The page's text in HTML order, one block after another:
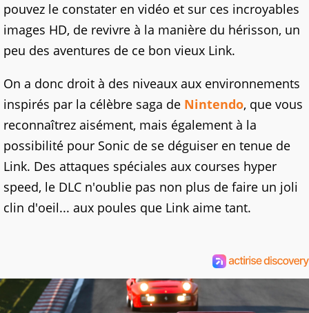
pouvez le constater en vidéo et sur ces incroyables
images HD, de revivre à la manière du hérisson, un
peu des aventures de ce bon vieux Link.
On a donc droit à des niveaux aux environnements
inspirés par la célèbre saga de Nintendo, que vous
reconnaîtrez aisément, mais également à la
possibilité pour Sonic de se déguiser en tenue de
Link. Des attaques spéciales aux courses hyper
speed, le DLC n'oublie pas non plus de faire un joli
clin d'oeil... aux poules que Link aime tant.